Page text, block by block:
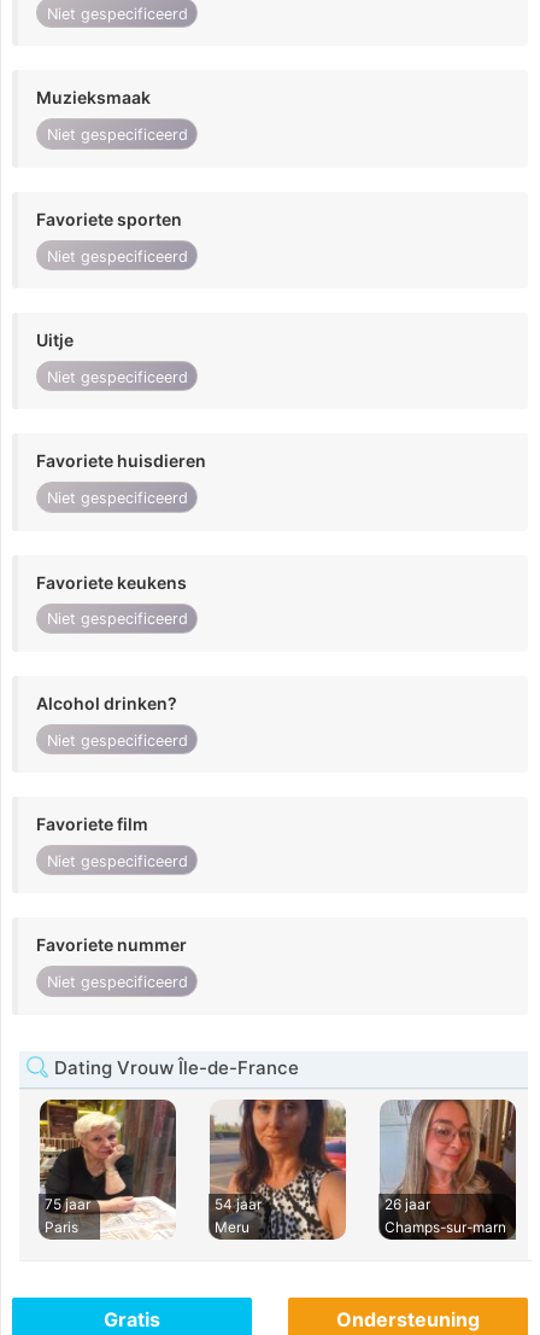
Niet gespecificeerd
Muzieksmaak
Niet gespecificeerd
Favoriete sporten
Niet gespecificeerd
Uitje
Niet gespecificeerd
Favoriete huisdieren
Niet gespecificeerd
Favoriete keukens
Niet gespecificeerd
Alcohol drinken?
Niet gespecificeerd
Favoriete film
Niet gespecificeerd
Favoriete nummer
Niet gespecificeerd
Dating Vrouw Île-de-France
75 jaar
Paris
54 jaar
Meru
26 jaar
Champs-sur-marn
Gratis Ondersteuning